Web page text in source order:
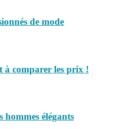
de mode
à comparer les prix !
hommes élégants